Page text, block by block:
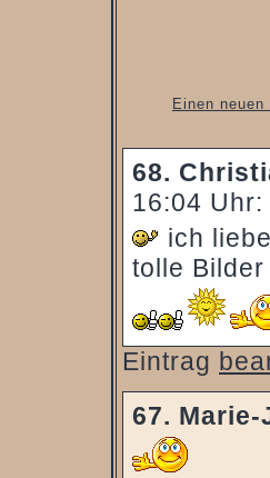
Einen
68.
16:04 Uhr:
ich
tolle Bilder
Eintrag
67. Marie-